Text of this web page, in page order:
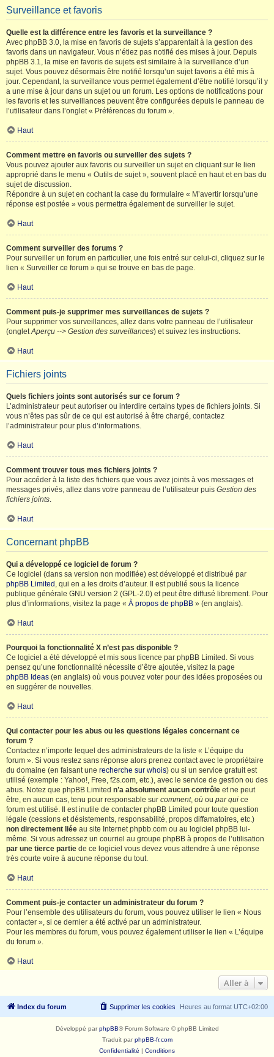
Surveillance et favoris
Quelle est la différence entre les favoris et la surveillance ?
Avec phpBB 3.0, la mise en favoris de sujets s’apparentait à la gestion des
favoris dans un navigateur. Vous n’étiez pas notifié des mises à jour. Depuis
phpBB 3.1, la mise en favoris de sujets est similaire à la surveillance d’un
sujet. Vous pouvez désormais être notifié lorsqu’un sujet favoris a été mis à
jour. Cependant, la surveillance vous permet également d’être notifié lorsqu’il y
a une mise à jour dans un sujet ou un forum. Les options de notifications pour
les favoris et les surveillances peuvent être configurées depuis le panneau de
l’utilisateur dans l’onglet « Préférences du forum ».
Haut
Comment mettre en favoris ou surveiller des sujets ?
Vous pouvez ajouter aux favoris ou surveiller un sujet en cliquant sur le lien
approprié dans le menu « Outils de sujet », souvent placé en haut et en bas du
sujet de discussion.
Répondre à un sujet en cochant la case du formulaire « M’avertir lorsqu’une
réponse est postée » vous permettra également de surveiller le sujet.
Haut
Comment surveiller des forums ?
Pour surveiller un forum en particulier, une fois entré sur celui-ci, cliquez sur le
lien « Surveiller ce forum » qui se trouve en bas de page.
Haut
Comment puis-je supprimer mes surveillances de sujets ?
Pour supprimer vos surveillances, allez dans votre panneau de l’utilisateur
(ongletAperçu --> Gestion des surveillances) et suivez les instructions.
Haut
Fichiers joints
Quels fichiers joints sont autorisés sur ce forum ?
L’administrateur peut autoriser ou interdire certains types de fichiers joints. Si
vous n’êtes pas sûr de ce qui est autorisé à être chargé, contactez
l’administrateur pour plus d’informations.
Haut
Comment trouver tous mes fichiers joints ?
Pour accéder à la liste des fichiers que vous avez joints à vos messages et
messages privés, allez dans votre panneau de l’utilisateur puis Gestion des
fichiers joints.
Haut
Concernant phpBB
Qui a développé ce logiciel de forum ?
Ce logiciel (dans sa version non modifiée) est développé et distribué par
phpBB Limited , qui en a les droits d’auteur. Il est publié sous la licence
publique générale GNU version 2 (GPL-2.0) et peut être diffusé librement. Pour
plus d’informations, visitez la page « À propos de phpBB » (en anglais).
Haut
Pourquoi la fonctionnalité X n’est pas disponible ?
Ce logiciel a été développé et mis sous licence par phpBB Limited. Si vous
pensez qu’une fonctionnalité nécessite d’être ajoutée, visitez la page
phpBB Ideas (en anglais) où vous pouvez voter pour des idées proposées ou
en suggérer de nouvelles.
Haut
Qui contacter pour les abus ou les questions légales concernant ce
forum ?
Contactez n’importe lequel des administrateurs de la liste « L’équipe du
forum ». Si vous restez sans réponse alors prenez contact avec le propriétaire
du domaine (en faisant une recherche sur whois) ou si un service gratuit est
utilisé (exemple : Yahoo!, Free, f2s.com, etc.), avec le service de gestion ou des
abus. Notez que phpBB Limited n’a absolument aucun contrôle et ne peut
être, en aucun cas, tenu pour responsable sur comment, où ou par qui ce
forum est utilisé. Il est inutile de contacter phpBB Limited pour toute question
légale (cessions et désistements, responsabilité, propos diffamatoires, etc.)
non directement liée au site Internet phpbb.com ou au logiciel phpBB lui-
même. Si vous adressez un courriel au groupe phpBB à propos de l’utilisation
par une tierce partie de ce logiciel vous devez vous attendre à une réponse
très courte voire à aucune réponse du tout.
Haut
Comment puis-je contacter un administrateur du forum ?
Pour l’ensemble des utilisateurs du forum, vous pouvez utiliser le lien « Nous
contacter », si ce dernier a été activé par un administrateur.
Pour les membres du forum, vous pouvez également utiliser le lien « L’équipe
du forum ».
Haut
Aller à
Index du forum Heures au format UTC+02:00
Supprimer les cookies
Développé parphpBB® Forum Software © phpBB Limited
Traduit parphpBB-fr.com
Confidentialité | Conditions